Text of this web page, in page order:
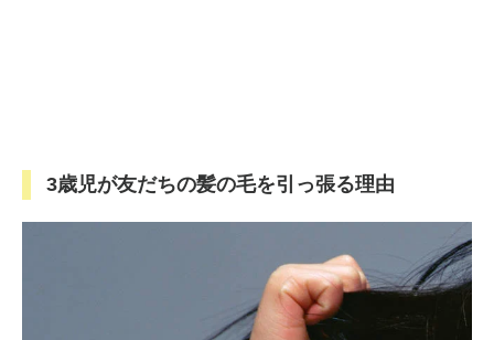
3歳児が友だちの髪の毛を引っ張る理由